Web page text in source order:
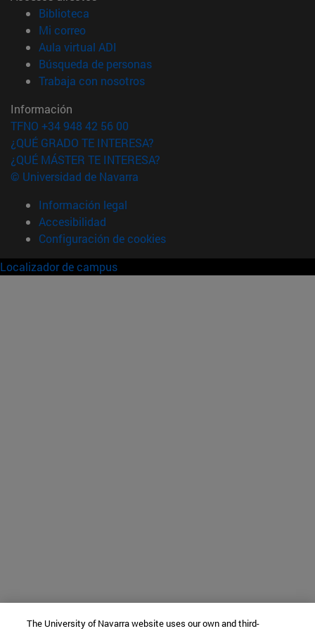
Biblioteca
Mi correo(abre en nueva ventana)
Aula virtual ADI
Búsqueda de personas(abre en nueva ventana)
Trabaja con nosotros(abre en nueva ventana)
Información
TFNO +34 948 42 56 00
¿QUÉ GRADO TE INTERESA?
¿QUÉ MÁSTER TE INTERESA?
© Universidad de Navarra
Información legal
Accesibilidad
Configuración de cookies
Localizador de campus
The University of Navarra website uses our own and third-